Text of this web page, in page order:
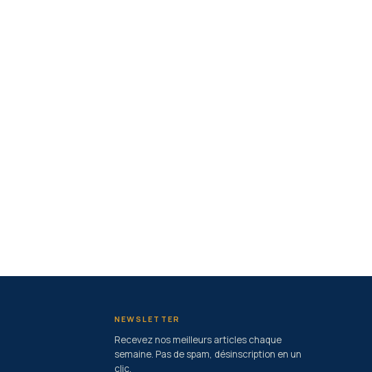
NEWSLETTER
Recevez nos meilleurs articles chaque
semaine. Pas de spam, désinscription en un
clic.